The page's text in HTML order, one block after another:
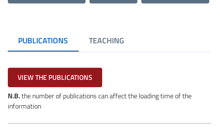
PUBLICATIONS TEACHING
VIEW THE PUBLICATIONS
N.B.the number of publications can affect the loading time of the
information